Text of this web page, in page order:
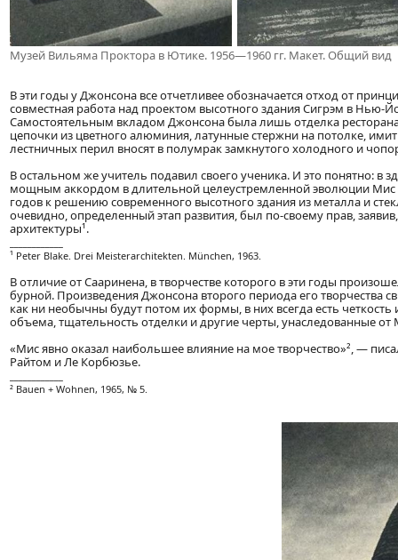
Музей Вильяма Проктора в Ютике. 1956—1960 гг. Макет. Общий вид
В эти годы у Джонсона все отчетливее обозначается отход от
совместная работа над проектом высотного здания Сигрэм в
Самостоятельным вкладом Джонсона была лишь отделка
цепочки из цветного алюминия, латунные стержни на потолке,
лестничных перил вносят в полумрак замкнутого холодного и
В остальном же учитель подавил своего ученика. И это понятно:
мощным аккордом в длительной целеустремленной эволюции Мис
годов к решению современного высотного здания из металла и
очевидно, определенный этап развития, был по-своему прав,
архитектуры¹.
¹ Peter Blake. Drei Meisterarchitekten. München, 1963.
В отличие от Сааринена, в творчестве которого в эти годы
бурной. Произведения Джонсона второго периода его творчества
как ни необычны будут потом их формы, в них всегда есть
объема, тщательность отделки и другие черты, унаследованные от
«Мис явно оказал наибольшее влияние на мое творчество»², —
Райтом и Ле Корбюзье.
² Bauen + Wohnen, 1965, № 5.